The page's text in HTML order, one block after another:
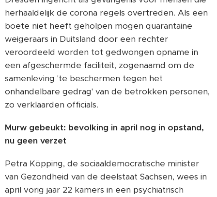
herhaaldelijk de corona regels overtreden. Als een
boete niet heeft geholpen mogen quarantaine
weigeraars in Duitsland door een rechter
veroordeeld worden tot gedwongen opname in
een afgeschermde faciliteit, zogenaamd om de
samenleving 'te beschermen tegen het
onhandelbare gedrag' van de betrokken personen,
zo verklaarden officials.
Murw gebeukt: bevolking in april nog in opstand,
nu geen verzet
Petra Köpping, de sociaaldemocratische minister
van Gezondheid van de deelstaat Sachsen, wees in
april vorig jaar 22 kamers in een psychiatrisch